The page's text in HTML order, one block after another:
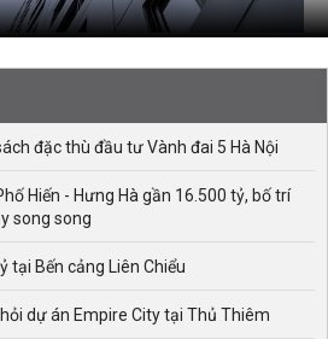
đặc thù đầu tư Vành đai 5 Hà Nội
Hiến - Hưng Hà gần 16.500 tỷ, bố trí
song song
tại Bến cảng Liên Chiểu
dự án Empire City tại Thủ Thiêm